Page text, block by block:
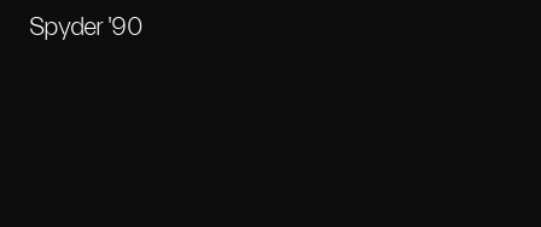
Spyder '90